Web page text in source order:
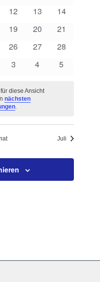
0
12
0
13
0
14
0
19
0
20
0
21
0
26
0
27
0
28
0
3
0
4
0
5
diese Ansicht
nächsten
.
Juli